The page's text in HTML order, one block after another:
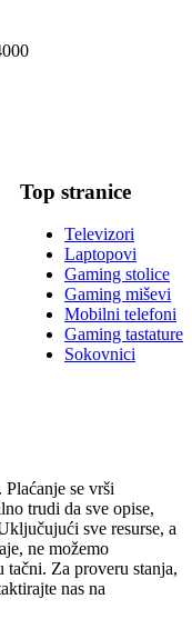
Top stranice
Televizori
Laptopovi
Gaming stolice
Gaming miševi
Mobilni telefoni
Gaming tastature
Sokovnici
se vrši
trudi da sve opise,
sve resurse, a
ne možemo
tačni. Za proveru stanja,
nas na